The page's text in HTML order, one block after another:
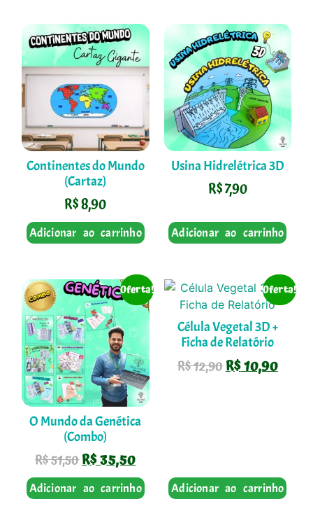
Continentes do Mundo
(Cartaz)
R$8,90
Adicionar ao carrinho
Usina Hidrelétrica 3D
R$7,90
Adicionar ao carrinho
Oferta!
O Mundo da Genética
(Combo)
R$51,50R$35,50
Adicionar ao carrinho
Oferta!
Célula Vegetal 3D +
Ficha de Relatório
R$12,90R$10,90
Adicionar ao carrinho